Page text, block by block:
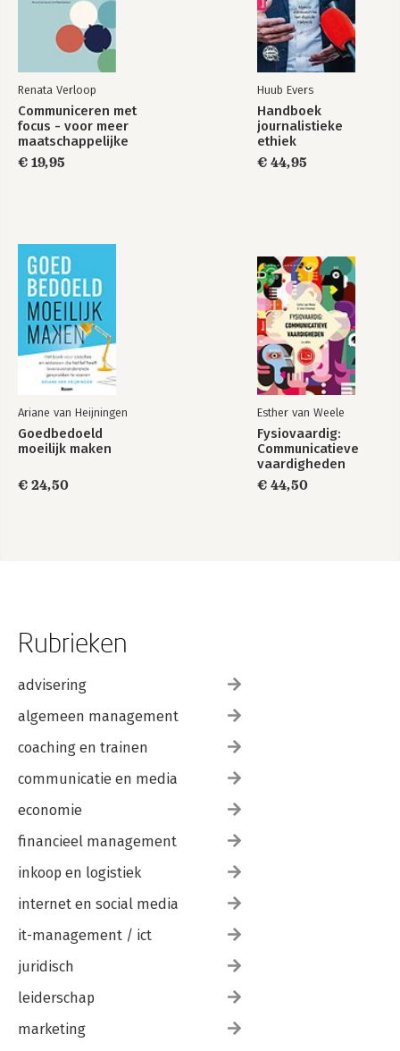
Renata Verloop
Communiceren met
focus - voor meer
maatschappelijke
impact
€ 19,95
Huub Evers
Handboek
journalistieke
ethiek
€ 44,95
Ariane van Heijningen
Goedbedoeld
moeilijk maken
€ 24,50
Esther van Weele
Fysiovaardig:
Communicatieve
vaardigheden
€ 44,50
Rubrieken
advisering
algemeen management
coaching en trainen
communicatie en media
economie
financieel management
inkoop en logistiek
internet en social media
it-management / ict
juridisch
leiderschap
marketing